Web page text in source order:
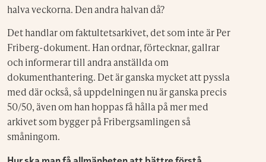
halva veckorna. Den andra halvan då?
Det handlar om faktultetsarkivet, det som inte är Per
Friberg-dokument. Han ordnar, förtecknar, gallrar
och informerar till andra anställda om
dokumenthantering. Det är ganska mycket att pyssla
med där också, så uppdelningen nu är ganska precis
50/50, även om han hoppas få hålla på mer med
arkivet som bygger på Fribergsamlingen så
småningom.